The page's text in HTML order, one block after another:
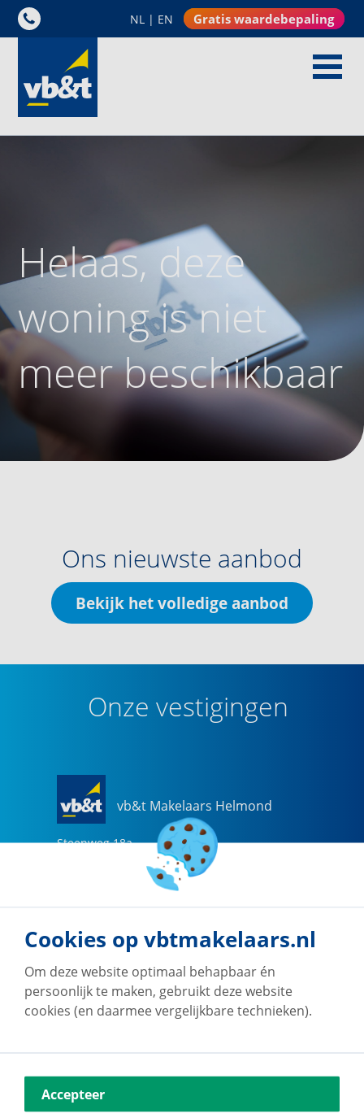
NL | EN Gratis waardebepaling
Helaas, deze
woning is niet
meer beschikbaar
Ons nieuwste aanbod
Bekijk het volledige aanbod
Onze vestigingen
vb&t Makelaars Helmond
Steenweg 18a
helmond@vbtmakelaars.nl
Naar vestiging
Vestdijk 180
5611 CZ Eindhoven
040-2696949
Cookies op vbtmakelaars.nl
Om deze website optimaal behapbaar én
persoonlijk te maken, gebruikt deze website
cookies (en daarmee vergelijkbare technieken).
Accepteer